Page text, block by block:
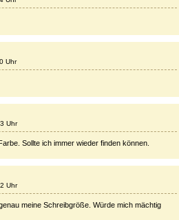
Uhr
Uhr
Sollte ich immer wieder finden können.
Uhr
meine Schreibgröße. Würde mich mächtig